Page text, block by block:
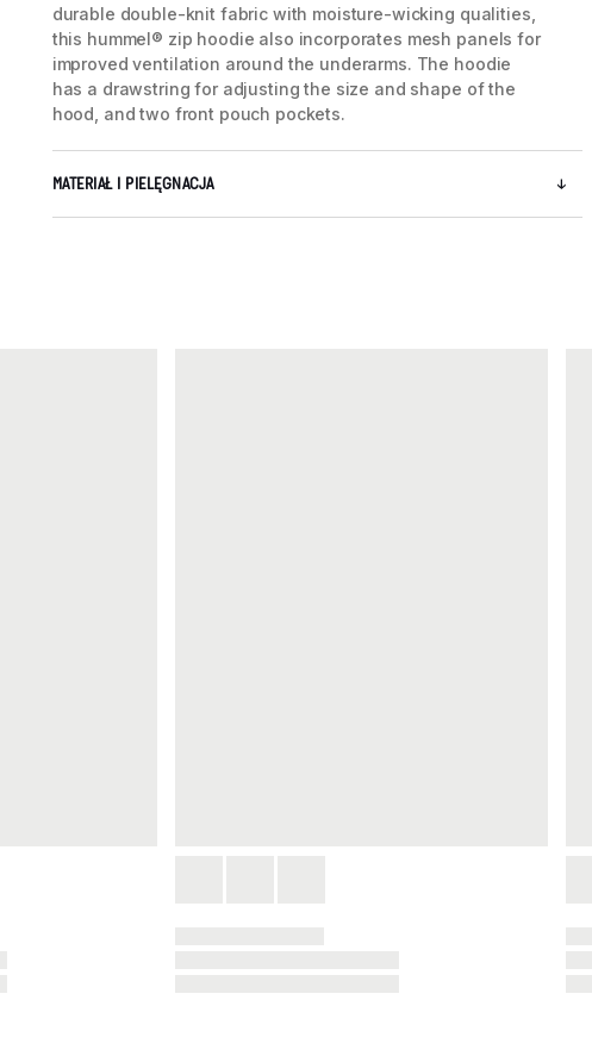
durable double-knit fabric with moisture-wicking qualities,
this hummel® zip hoodie also incorporates mesh panels for
improved ventilation around the underarms. The hoodie
has a drawstring for adjusting the size and shape of the
hood, and two front pouch pockets.
MATERIAŁ I PIELĘGNACJA